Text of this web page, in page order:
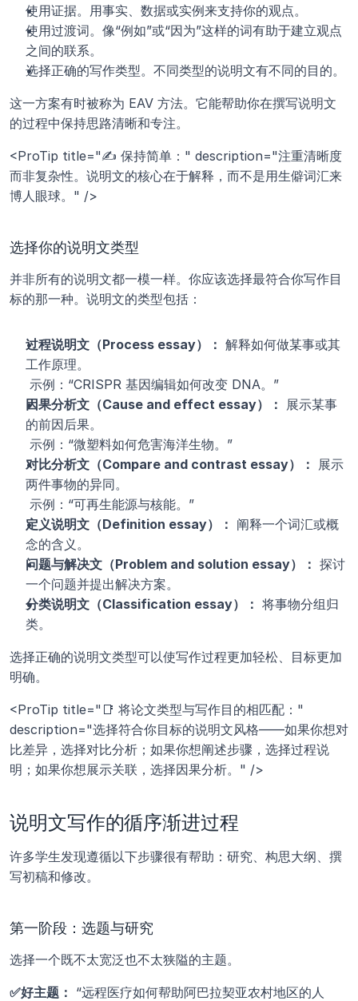
使用证据。用事实、数据或实例来支持你的观点。
使用过渡词。像“例如”或“因为”这样的词有助于建立观点
之间的联系。
选择正确的写作类型。不同类型的说明文有不同的目的。
这一方案有时被称为 EAV 方法。它能帮助你在撰写说明文
的过程中保持思路清晰和专注。
<ProTip title="✍️ 保持简单：" description="注重清晰度
而非复杂性。说明文的核心在于解释，而不是用生僻词汇来
博人眼球。" />
选择你的说明文类型
并非所有的说明文都一模一样。你应该选择最符合你写作目
标的那一种。说明文的类型包括：
过程说明文（Process essay）： 解释如何做某事或其
工作原理。
示例：“CRISPR 基因编辑如何改变 DNA。”
因果分析文（Cause and effect essay）：
展示某事
的前因后果。
示例：“微塑料如何危害海洋生物。”
对比分析文（Compare and contrast essay）：
展示
两件事物的异同。
示例：“可再生能源与核能。”
定义说明文（Definition essay）： 阐释一个词汇或概
念的含义。
问题与解决文（Problem and solution essay）： 探讨
一个问题并提出解决方案。
分类说明文（Classification essay）： 将事物分组归
类。
选择正确的说明文类型可以使写作过程更加轻松、目标更加
明确。
<ProTip title="📑 将论文类型与写作目的相匹配："
description="选择符合你目标的说明文风格——如果你想对
比差异，选择对比分析；如果你想阐述步骤，选择过程说
明；如果你想展示关联，选择因果分析。" />
说明文写作的循序渐进过程
许多学生发现遵循以下步骤很有帮助：研究、构思大纲、撰
写初稿和修改。
第一阶段：选题与研究
选择一个既不太宽泛也不太狭隘的主题。
✅好主题： “远程医疗如何帮助阿巴拉契亚农村地区的人